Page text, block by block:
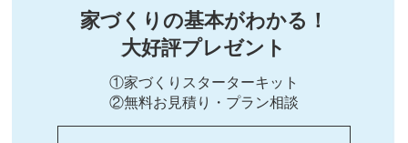
家づくりの基本がわかる！
大好評プレゼント
①家づくりスターターキット
②無料お見積り・プラン相談